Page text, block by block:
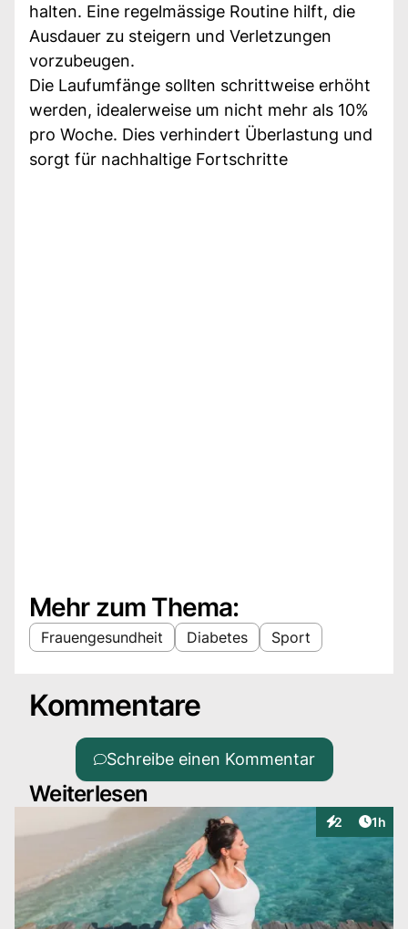
halten. Eine regelmässige Routine hilft, die
Ausdauer zu steigern und Verletzungen
vorzubeugen.
Die Laufumfänge sollten schrittweise erhöht
werden, idealerweise um nicht mehr als 10%
pro Woche. Dies verhindert Überlastung und
sorgt für nachhaltige Fortschritte
Mehr zum Thema:
Frauengesundheit Diabetes Sport
Kommentare
Schreibe einen Kommentar
Weiterlesen
2
Interaktionen
1h